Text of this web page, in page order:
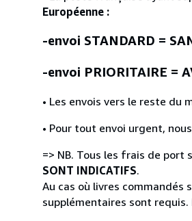
Européenne :
-envoi STANDARD =
-envoi PRIORITAIRE =
• Les envois vers le reste du
• Pour tout envoi urgent,
=> NB. Tous les frais de port
SONT INDICATIFS.
Au cas où livres
supplémentaires sont